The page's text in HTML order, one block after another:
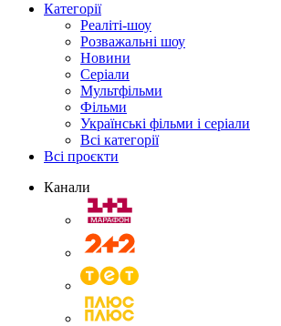
Категорії
Реаліті-шоу
Розважальні шоу
Новини
Серіали
Мультфільми
Фільми
Українські фільми і серіали
Всі категорії
Всі проєкти
Канали